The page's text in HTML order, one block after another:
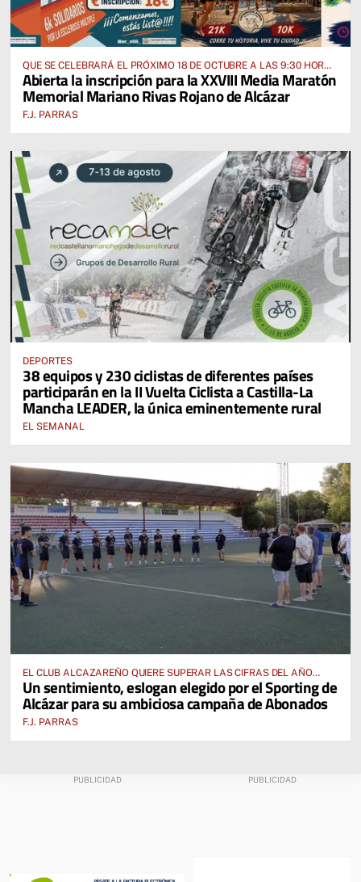
QUE SE CELEBRARÁ EL PRÓXIMO 18 DE OCTUBRE A LAS 9:30 HORAS
DESDE EL PABELLÓN VICENTE PANIAGUA
Abierta la inscripción para la XXVIII Media Maratón
Memorial Mariano Rivas Rojano de Alcázar
F.J. PARRAS
DEPORTES
38 equipos y 230 ciclistas de diferentes países
participarán en la II Vuelta Ciclista a Castilla-La
Mancha LEADER, la única eminentemente rural
EL SEMANAL
EL CLUB ALCAZAREÑO QUIERE SUPERAR LAS CIFRAS DEL AÑO
PASADO E INCLUSO DUPLICARLAS
Un sentimiento, eslogan elegido por el Sporting de
Alcázar para su ambiciosa campaña de Abonados
F.J. PARRAS